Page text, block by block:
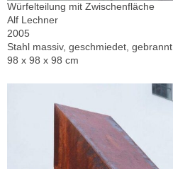
Würfelteilung mit Zwischenfläche
Alf Lechner
2005
Stahl massiv, geschmiedet, gebrannt
98 x 98 x 98 cm